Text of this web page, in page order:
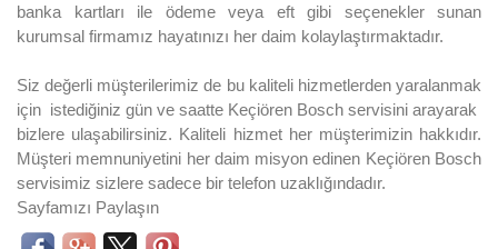
banka kartları ile ödeme veya eft gibi seçenekler sunan
kurumsal firmamız hayatınızı her daim kolaylaştırmaktadır.
Siz değerli müşterilerimiz de bu kaliteli hizmetlerden yaralanmak
için istediğiniz gün ve saatte Keçiören Bosch servisini arayarak
bizlere ulaşabilirsiniz. Kaliteli hizmet her müşterimizin hakkıdır.
Müşteri memnuniyetini her daim misyon edinen Keçiören Bosch
servisimiz sizlere sadece bir telefon uzaklığındadır.
Sayfamızı Paylaşın